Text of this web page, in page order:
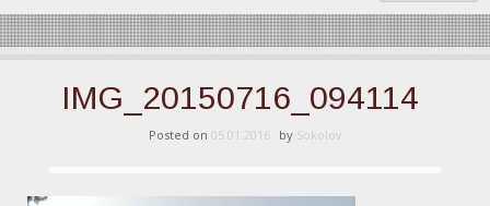
IMG_20150716_094114
Posted on 05.01.2016 by Sokolov